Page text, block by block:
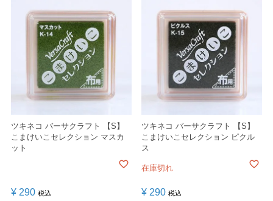
ツキネコ バーサクラフト 【S】
こまけいこセレクション マスカ
ット
¥ 290 税込
ツキネコ バーサクラフト 【S】
こまけいこセレクション ピクル
ス
在庫切れ
¥ 290 税込